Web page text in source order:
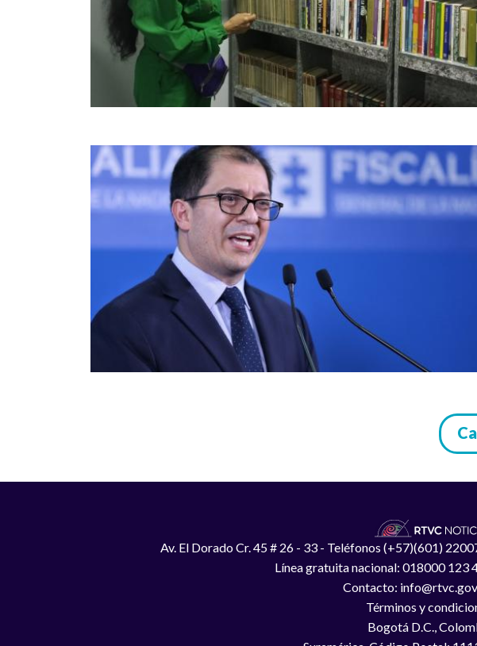
Av. El Dorado Cr. 45 # 26 - 33 - Teléfonos (+57)(601)
Línea gratuita nacional: 018000 123
Contacto:
Términos y
Bogotá D.C.,